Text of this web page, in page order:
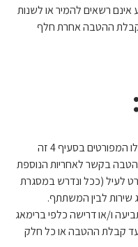
רשאים להמיר או לשנות
קבלת ההטבה אחרת חלף
משתתף שעמד בתנאי תקנון זה, לרבות אלו המפורטים בסעיף 4 זה
בקשר לאחריות הנוספת
לעיל (ככל ונדרש במסגרת
שירות לבין המשתתף.
ו/או דרישה כלפי ברימאג
קבלת ההטבה או כל חלק